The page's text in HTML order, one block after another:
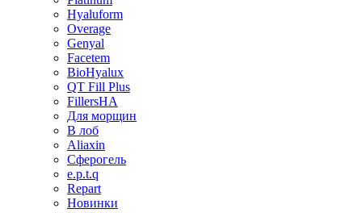
Hyaluform
Overage
Genyal
Facetem
BioHyalux
QT Fill Plus
FillersHA
Для морщин
В лоб
Aliaxin
Сферогель
e.p.t.q
Repart
Новинки